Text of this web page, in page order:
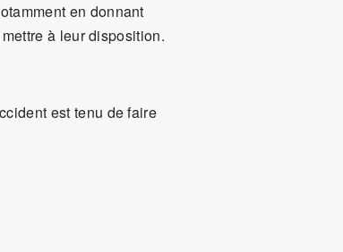
en donnant
à leur disposition.
est tenu de faire